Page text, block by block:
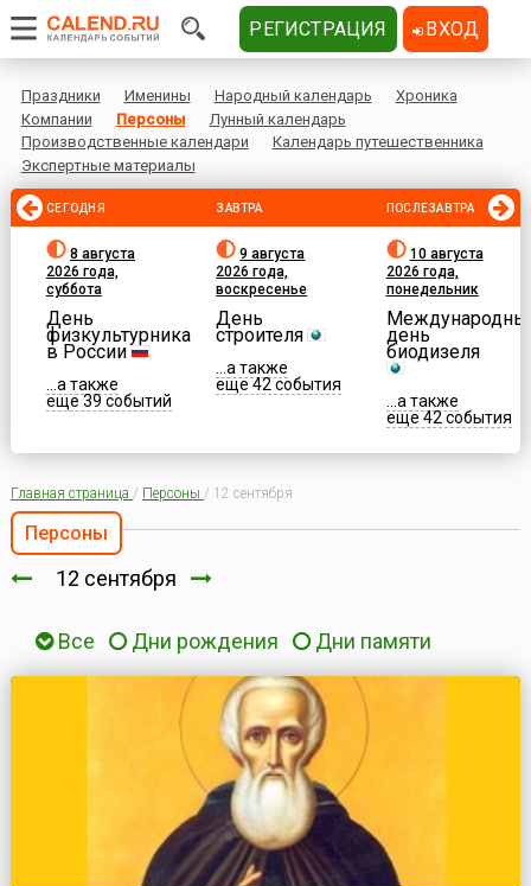
Праздники Именины Народный календарь
Хроника
Компании
Персоны
Лунный календарь
Производственные календари
Календарь путешественника
Экспертные материалы
СЕГОДНЯ
8 августа
2026 года,
суббота
День
физкультурника
в России
...а также
еще 39 событий
ЗАВТРА
9 августа
2026 года,
воскресенье
День
строителя
...а также
еще 42 события
ПОСЛЕЗАВТРА
10 августа
2026 года,
понедельник
день
биодизеля
...а также
еще 42 события
Главная страница / Персоны / 12 сентября
Персоны
12 сентября
Все Дни рождения Дни памяти
РЕГИСТРАЦИЯ ВХОД